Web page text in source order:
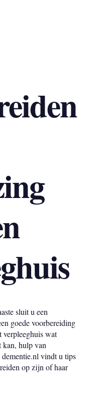
sluit u een
goede voorbereiding
verpleeghuis wat
kan, hulp van
vindt u tips
op zijn of haar